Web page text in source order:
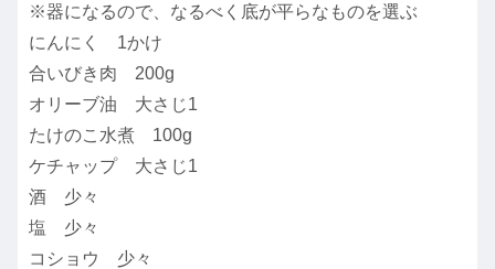
※器になるので、なるべく底が平らなものを選ぶ
にんにく 1かけ
合いびき肉 200g
オリーブ油 大さじ1
たけのこ水煮 100g
ケチャップ 大さじ1
酒 少々
塩 少々
コショウ 少々